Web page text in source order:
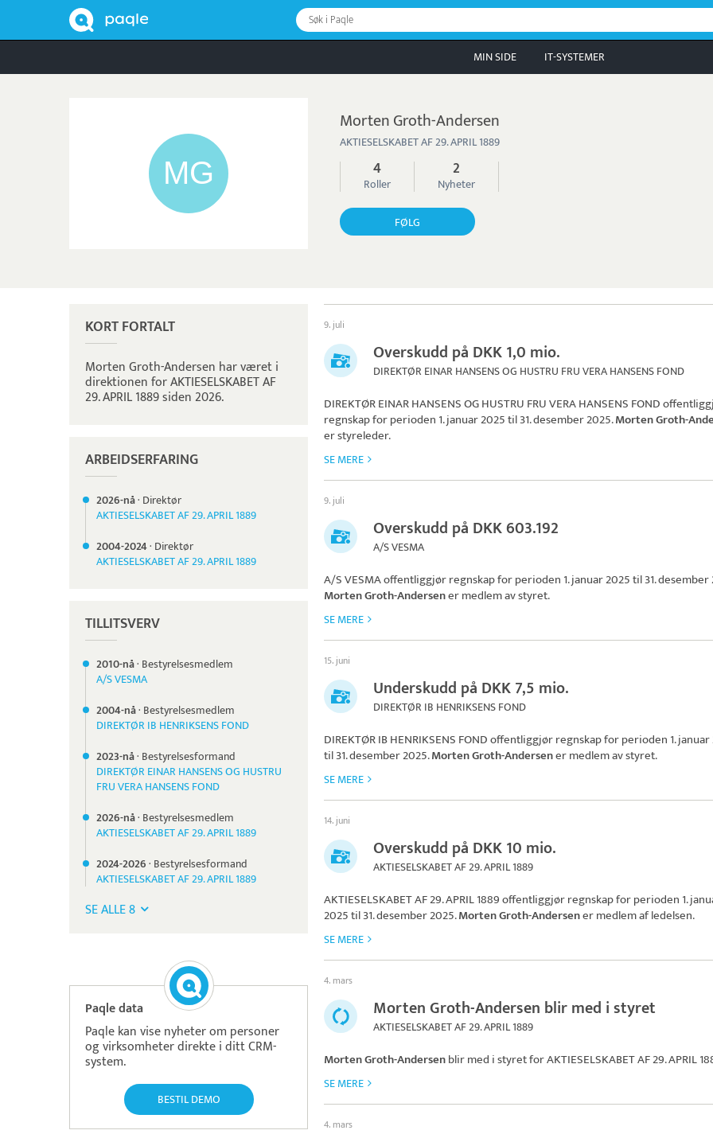
Søk i Paqle
MIN SIDE IT-SYSTEMER
Morten Groth-Andersen
AKTIESELSKABET AF 29. APRIL 1889
4
Roller
2
Nyheter
FØLG
KORT FORTALT
Morten Groth-Andersen har været i
direktionen for AKTIESELSKABET AF
29. APRIL 1889 siden 2026.
ARBEIDSERFARING
2026-nå· Direktør
AKTIESELSKABET AF 29. APRIL 1889
2004-2024· Direktør
AKTIESELSKABET AF 29. APRIL 1889
TILLITSVERV
2010-nå· Bestyrelsesmedlem
A/S VESMA
2004-nå· Bestyrelsesmedlem
DIREKTØR IB HENRIKSENS FOND
2023-nå· Bestyrelsesformand
DIREKTØR EINAR HANSENS OG HUSTRU
FRU VERA HANSENS FOND
2026-nå· Bestyrelsesmedlem
AKTIESELSKABET AF 29. APRIL 1889
2024-2026· Bestyrelsesformand
AKTIESELSKABET AF 29. APRIL 1889
SE ALLE 8
Paqle data
Paqle kan vise nyheter om personer
og virksomheter direkte i ditt CRM-
system.
BESTIL DEMO
9. juli
Overskudd på DKK 1,0 mio.
DIREKTØR EINAR HANSENS OG HUSTRU FRU VERA HANSENS FOND
DIREKTØR EINAR HANSENS OG HUSTRU FRU VERA HANSENS FOND
regnskap for perioden 1. januar 2025 til 31. desember 2025.Morten Groth-
er styreleder.
SE MERE
9. juli
Overskudd på DKK 603.192
A/S VESMA
A/S VESMAoffentliggjør regnskap for perioden 1. januar 2025 til 31. desember
Morten Groth-Andersener medlem av styret.
SE MERE
15. juni
Underskudd på DKK 7,5 mio.
DIREKTØR IB HENRIKSENS FOND
DIREKTØR IB HENRIKSENS FONDoffentliggjør regnskap for perioden 1. januar
til 31. desember 2025.Morten Groth-Andersener medlem av styret.
SE MERE
14. juni
Overskudd på DKK 10 mio.
AKTIESELSKABET AF 29. APRIL 1889
AKTIESELSKABET AF 29. APRIL 1889offentliggjør regnskap for perioden 1.
2025 til 31. desember 2025.Morten Groth-Andersener medlem af ledelsen.
SE MERE
4. mars
Morten Groth-Andersen blir med i styret
AKTIESELSKABET AF 29. APRIL 1889
Morten Groth-Andersenblir med i styret forAKTIESELSKABET AF 29. APRIL
SE MERE
4. mars